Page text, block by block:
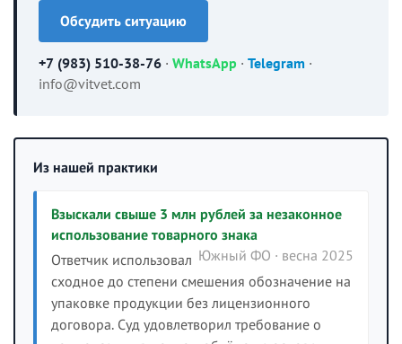
Обсудить ситуацию
+7 (983) 510-38-76 · WhatsApp · Telegram ·
info@vitvet.com
Из нашей практики
Взыскали свыше 3 млн рублей за незаконное
использование товарного знака
Южный ФО · весна 2025
Ответчик использовал
сходное до степени смешения обозначение на
упаковке продукции без лицензионного
договора. Суд удовлетворил требование о